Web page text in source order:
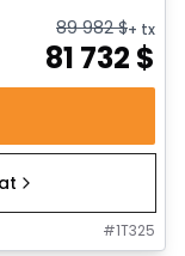
89 982$+ tx
81 732 $
#1T325